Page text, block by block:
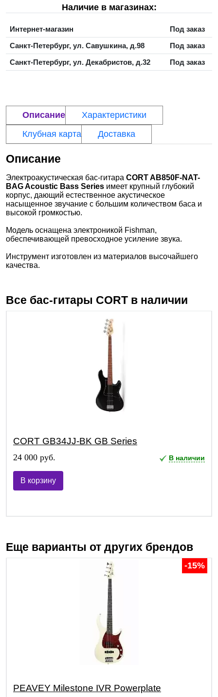
Наличие в магазинах:
Интернет-магазин
Под заказ
Санкт-Петербург, ул. Савушкина, д.98
Под заказ
Санкт-Петербург, ул. Декабристов, д.32
Под заказ
Описание
Характеристики
Клубная карта
Доставка
Описание
Электроакустическая бас-гитара CORT AB850F-NAT-
BAG Acoustic Bass Series имеет крупный глубокий
корпус, дающий естественное акустическое
насыщенное звучание с большим количеством баса и
высокой громкостью.
Модель оснащена электроникой Fishman,
обеспечивающей превосходное усиление звука.
Инструмент изготовлен из материалов высочайшего
качества.
Все бас-гитары CORT в наличии
CORT GB34JJ-BK GB Series
24 000 руб. В наличии
В корзину
Еще варианты от других брендов
-15%
PEAVEY Milestone IVR Powerplate